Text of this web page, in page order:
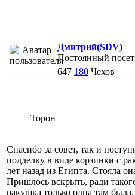
Дмитрий(SDV)
Постоянный
647 180 Чехов
Торон
Спасибо за совет, так и
подделку в виде корзинки с
лет назад из Египта. Стояла
Пришлось вскрыть, ради
ракушка только одна там